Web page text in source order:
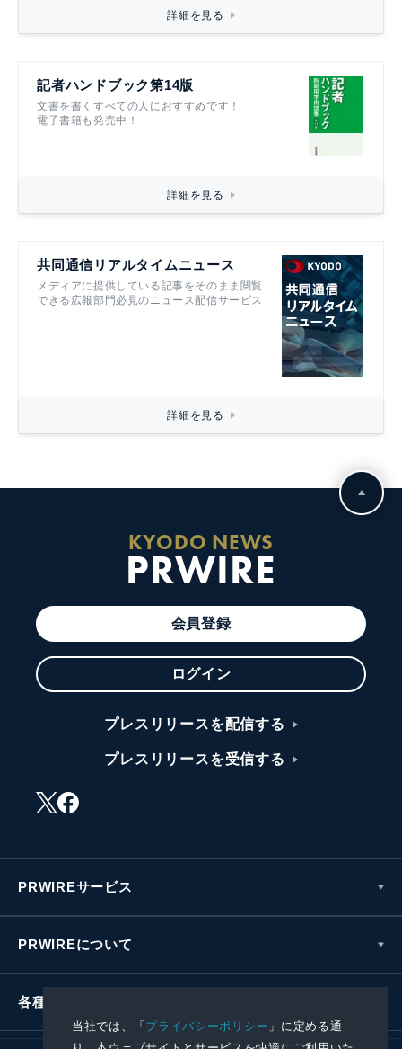
当社では、「プライバシーポリシー 」に定める通
詳細を見る
記者ハンドブック第14版
文書を書くすべての人におすすめです！
電子書籍も発売中！
詳細を見る
共同通信リアルタイムニュース
メディアに提供している記事をそのまま閲覧
できる広報部門必見のニュース配信サービス
詳細を見る
KYODO NEWS
PRWIRE
会員登録
ログイン
プレスリリースを配信する
プレスリリースを受信する
PRWIREサービス
PRWIREについて
各種お問い合わせ